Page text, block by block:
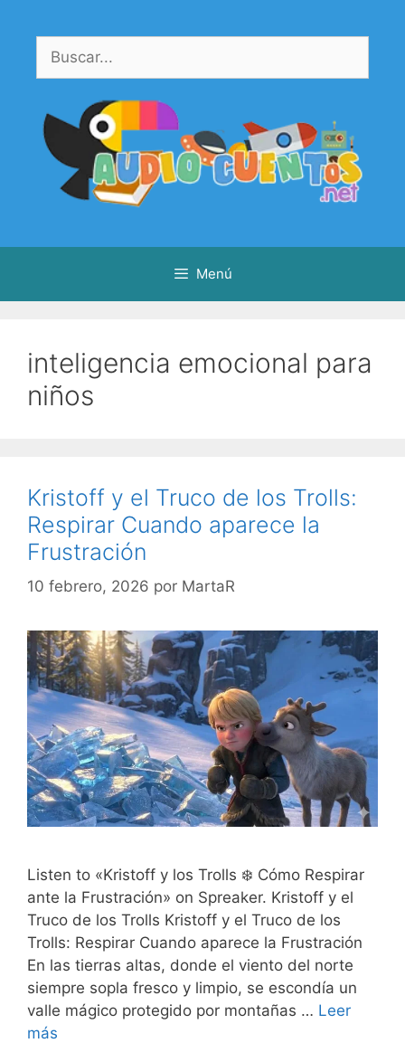
contenido
Buscar:
Menú
inteligencia emocional para
niños
Kristoff y el Truco de los Trolls:
Respirar Cuando aparece la
Frustración
10 febrero, 2026 por MartaR
Listen to «Kristoff y los Trolls ❄️ Cómo Respirar
ante la Frustración» on Spreaker. Kristoff y el
Truco de los Trolls Kristoff y el Truco de los
Trolls: Respirar Cuando aparece la Frustración
En las tierras altas, donde el viento del norte
siempre sopla fresco y limpio, se escondía un
valle mágico protegido por montañas … Leer
más